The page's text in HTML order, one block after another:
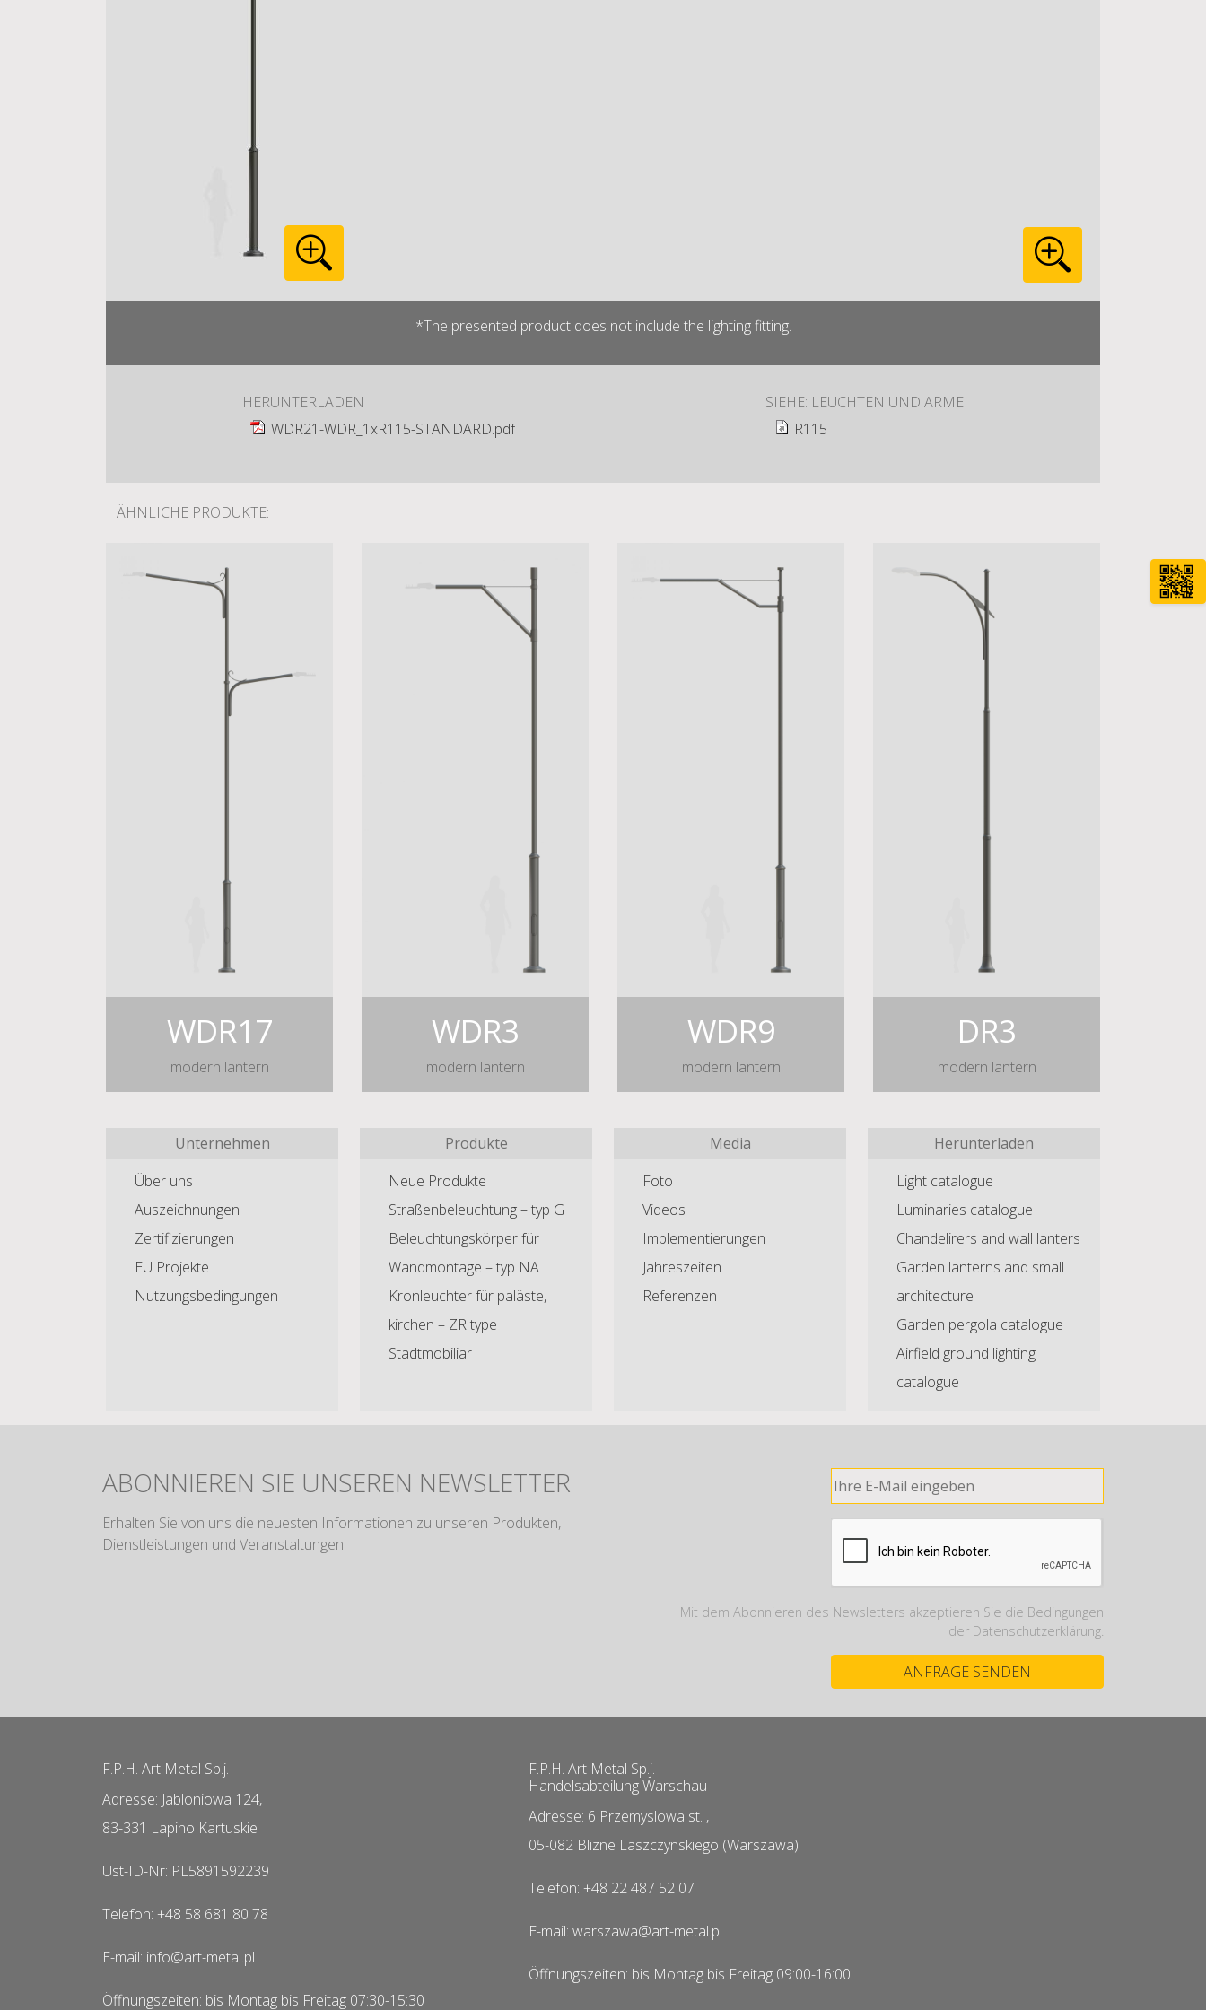
*The presented product does not include the lighting fitting.
HERUNTERLADEN
WDR21-WDR_1xR115-STANDARD.pdf
SIEHE: LEUCHTEN UND ARME
R115
ÄHNLICHE PRODUKTE:
WDR17
modern lantern
WDR3
modern lantern
WDR9
modern lantern
DR3
modern lantern
Unternehmen
Über uns
Auszeichnungen
Zertifizierungen
EU Projekte
Nutzungsbedingungen
Produkte
Neue Produkte
Straßenbeleuchtung – typ G
Beleuchtungskörper für
Wandmontage – typ NA
Kronleuchter für paläste,
kirchen – ZR type
Stadtmobiliar
Media
Foto
Videos
Implementierungen
Jahreszeiten
Referenzen
Herunterladen
Light catalogue
Luminaries catalogue
Chandelirers and wall lanters
Garden lanterns and small
architecture
Garden pergola catalogue
Airfield ground lighting
catalogue
ABONNIEREN SIE UNSEREN NEWSLETTER
Erhalten Sie von uns die neuesten Informationen zu unseren Produkten,
Dienstleistungen und Veranstaltungen.
Mit dem Abonnieren des Newsletters akzeptieren Sie die Bedingungen
der Datenschutzerklärung.
F.P.H. Art Metal Sp.j.
Adresse: Jabloniowa 124,
83-331 Lapino Kartuskie
Ust-ID-Nr: PL5891592239
Telefon: +48 58 681 80 78
E-mail: info@art-metal.pl
Öffnungszeiten: bis Montag bis Freitag 07:30-15:30
F.P.H. Art Metal Sp.j.
Handelsabteilung Warschau
Adresse: 6 Przemyslowa st. ,
05-082 Blizne Laszczynskiego (Warszawa)
Telefon: +48 22 487 52 07
E-mail: warszawa@art-metal.pl
Öffnungszeiten: bis Montag bis Freitag 09:00-16:00